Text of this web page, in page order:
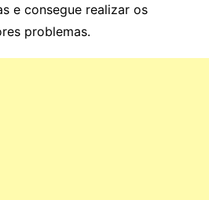
e consegue realizar os
problemas.